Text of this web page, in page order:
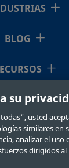
BLOG
SOMOS
su
usted
similares en
analizar el uso
dirigidos